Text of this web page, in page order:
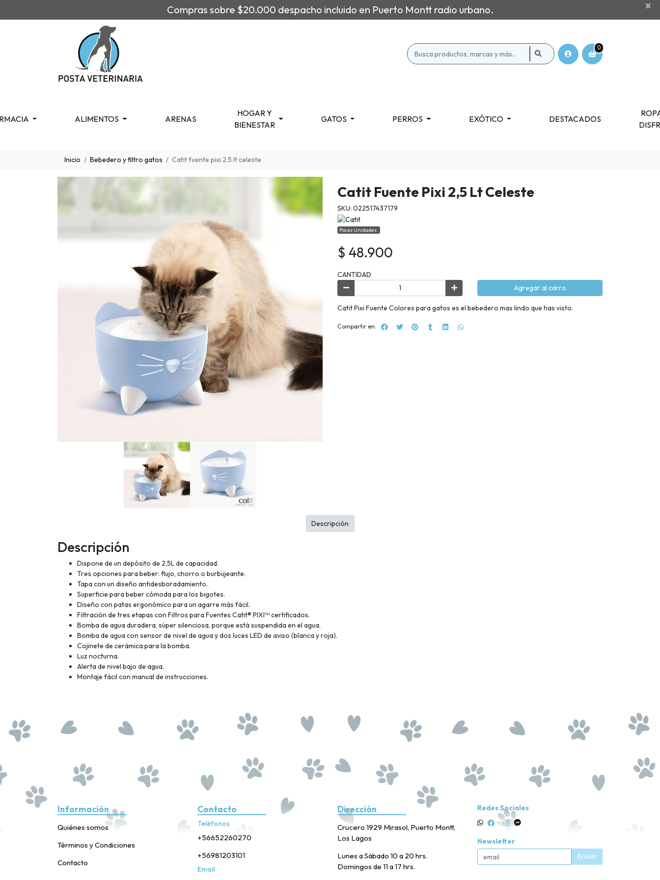
Compras sobre $20.000 despacho incluido en Puerto Montt radio urbano. ×
0
ALIMENTOS ARENAS
HOGAR Y
BIENESTAR
GATOS PERROS EXÓTICO DESTACADOS
Inicio Bebedero y filtro gatos Catit fuente pixi 2,5 lt celeste
Catit Fuente Pixi 2,5 Lt Celeste
SKU: 022517437179
Pocas Unidades.
$ 48.900
CANTIDAD
Agregar al carro
Catit Pixi Fuente Colores para gatos es el bebedero mas lindo que has visto.
Compartir en:
Descripción
Dispone de un depósito de 2,5L de capacidad.
Tres opciones para beber: flujo, chorro o burbujeante.
Tapa con un diseño antidesboradamiento.
Superficie para beber cómoda para los bigotes.
Diseño con patas ergonómico para un agarre más fácil.
Filtración de tres etapas con Filtros para Fuentes Catit® PIXI™ certificados.
Bomba de agua duradera, súper silenciosa, porque está suspendida en el agua.
Bomba de agua con sensor de nivel de agua y dos luces LED de aviso (blanca y roja).
Cojinete de cerámica para la bomba.
Luz nocturna.
Alerta de nivel bajo de agua.
Montaje fácil con manual de instrucciones.
Descripción
Información
Quiénes somos
Términos y Condiciones
Contacto
Contacto
Teléfonos
+56652260270
+56981203101
Email
Dirección
Crucero 1929 Mirasol, Puerto Montt,
Los Lagos
Lunes a Sábado 10 a 20 hrs.
Domingos de 11 a 17 hrs.
Redes Sociales
Newsletter
Enviar